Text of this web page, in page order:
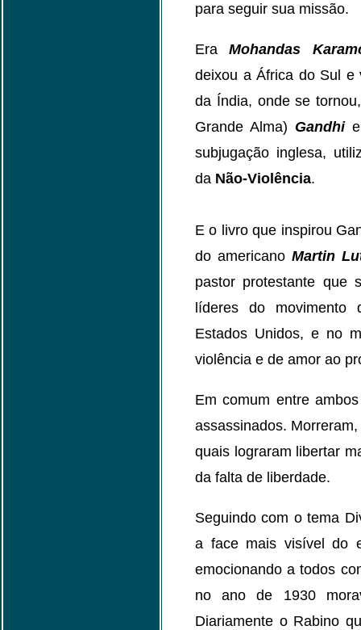
para seguir sua missão.
EraMohandas
deixou a África do Sul e
da Índia, onde se
Grande Alma) Gandhi
subjugação inglesa,
da Não-Violência.
E o livro que inspirou
do americano Martin
pastor protestante que
líderes do
Estados Unidos, e no
violência e de amor ao
Em comum entre
assassinados.
quais lograram libertar
da falta de liberdade.
Seguindo com o tema
a face mais visível do
emocionando a todos
no ano de 1930
Diariamente o Rabino